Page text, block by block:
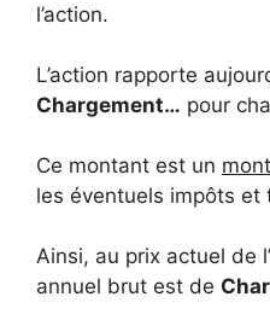
l’action.
L’action rapporte
Chargement… pour
Ce montant est un
les éventuels impôts et
Ainsi, au prix actuel de
annuel brut est de